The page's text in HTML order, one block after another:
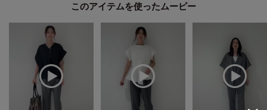
このアイテムを使ったムービー